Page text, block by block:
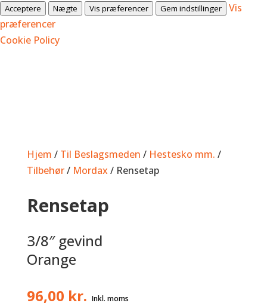
Acceptere Nægte Vis præferencer Gem indstillinger
Vis
præferencer
Cookie Policy
Hjem / Til Beslagsmeden / Hestesko mm. /
Tilbehør/ Mordax / Rensetap
Rensetap
3/8″ gevind
Orange
96,00 kr.